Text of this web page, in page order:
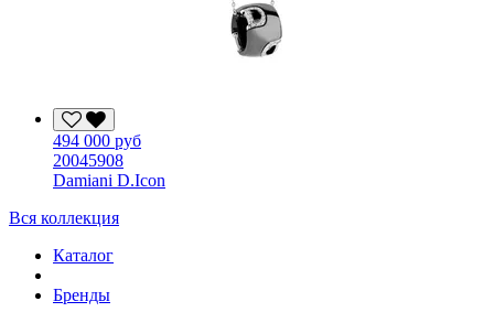
494 000 руб
20045908
Damiani D.Icon
Вся коллекция
Каталог
Бренды